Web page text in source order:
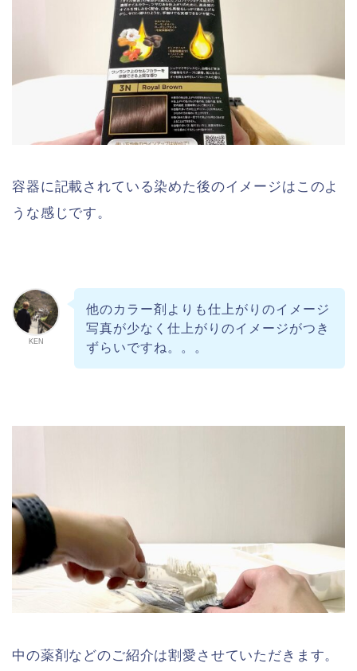
容器に記載されている染めた後のイメージはこのよ
うな感じです。
KEN
他のカラー剤よりも仕上がりのイメージ
写真が少なく仕上がりのイメージがつき
ずらいですね。。。
中の薬剤などのご紹介は割愛させていただきます。